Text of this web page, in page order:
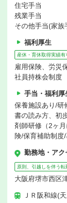
住宅手当
残業手当
その他手当(家族
福利厚生
産休・育休取得実績有
雇用保険、労災
社員持株会制度
手当・福利厚
保養施設あり/
書の読み方、初
剤師研修（2ヶ
険/保育補助制
勤務地・アク
原則、引越しを伴う転
大阪府堺市西区
ＪＲ阪和線(